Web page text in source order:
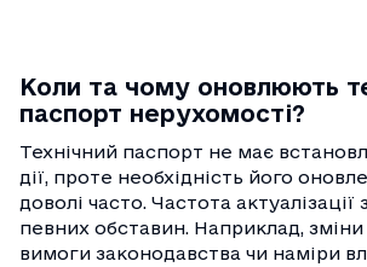
Коли та чому оновлюють
паспорт нерухомості?
Технічний паспорт не має
дії, проте необхідність його
доволі часто. Частота актуалізації
певних обставин. Наприклад, зміни
вимоги законодавства чи наміри